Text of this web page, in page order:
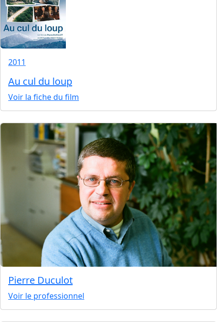
2011
Au cul du loup
Voir la fiche du film
Pierre Duculot
Voir le professionnel